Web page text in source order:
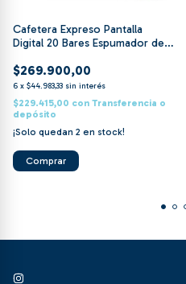
Cafetera Expreso Pantalla
Digital 20 Bares Espumador de
$269.900,00
6 x $44.983,33 sin interés
$229.415,00 con Transferencia o
depósito
¡Solo quedan 2 en stock!